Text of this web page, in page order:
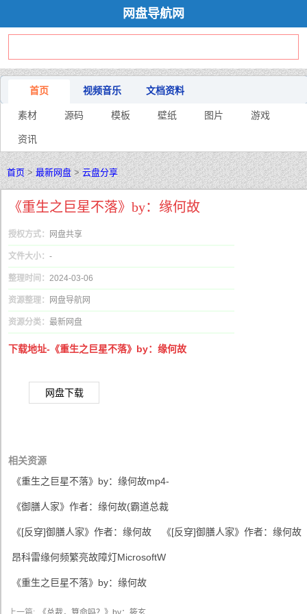
网盘导航网
首页 视频音乐 文档资料
素材 源码 模板 壁纸 图片 游戏
资讯
首页>最新网盘>云盘分享
《重生之巨星不落》by：缘何故
授权方式： 网盘共享
文件大小： -
整理时间： 2024-03-06
资源整理： 网盘导航网
资源分类： 最新网盘
下载地址-《重生之巨星不落》by：缘何故
网盘下载
相关资源
《重生之巨星不落》by：缘何故mp4-
《御膳人家》作者：缘何故(霸道总裁
《[反穿]御膳人家》作者：缘何故 《[反穿]御膳人家》作者：缘何故
昂科雷缘何频繁亮故障灯MicrosoftW
《重生之巨星不落》by：缘何故